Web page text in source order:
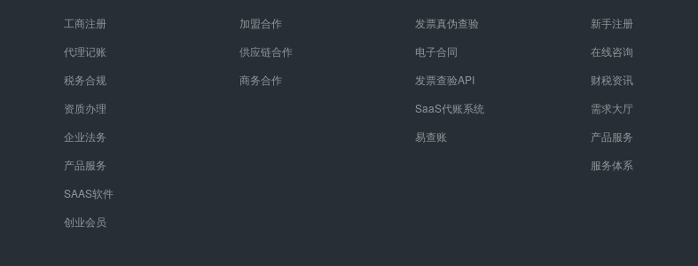
工商注册
代理记账
税务合规
资质办理
企业法务
产品服务
SAAS软件
创业会员
加盟合作
供应链合作
商务合作
发票真伪查验
电子合同
发票查验API
SaaS代账系统
易查账
新手注册
在线咨询
财税资讯
需求大厅
产品服务
服务体系